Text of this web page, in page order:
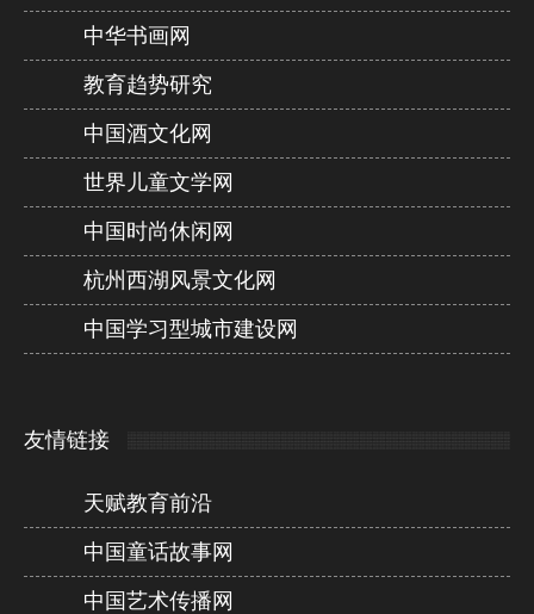
中华书画网
教育趋势研究
中国酒文化网
世界儿童文学网
中国时尚休闲网
杭州西湖风景文化网
中国学习型城市建设网
友情链接
天赋教育前沿
中国童话故事网
中国艺术传播网